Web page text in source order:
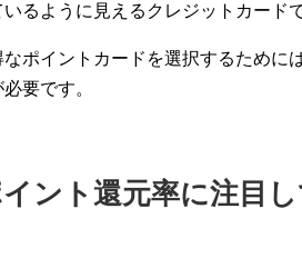
いるように見えるクレジットカード
なポイントカードを選択するために
要です。
ント還元率に注目